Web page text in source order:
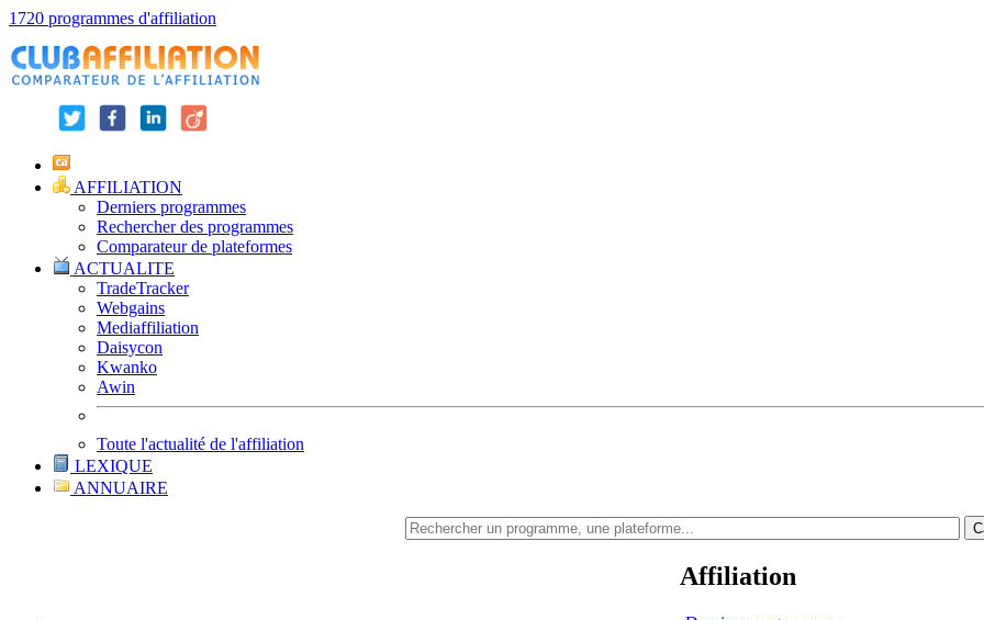
1720 programmes d'affiliation
AFFILIATION
Derniers programmes
Rechercher des programmes
Comparateur de plateformes
ACTUALITE
TradeTracker
Webgains
Mediaffiliation
Daisycon
Kwanko
Awin
Toute l'actualité de l'affiliation
LEXIQUE
ANNUAIRE
Affiliation